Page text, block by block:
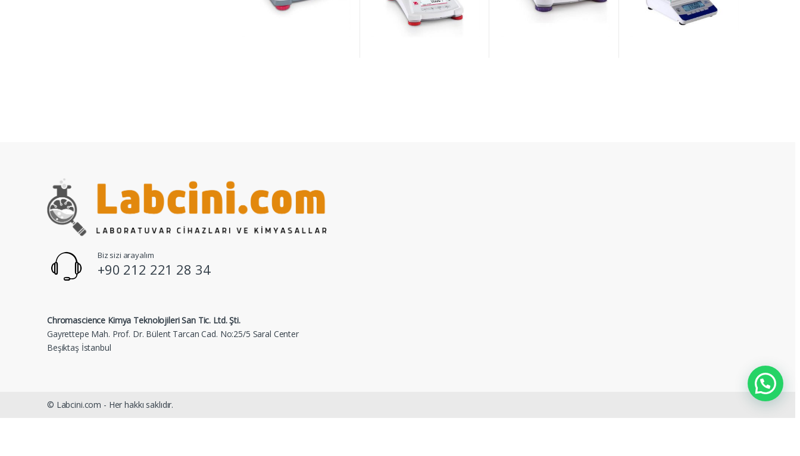
Biz sizi arayalım
+90 212 221 28 34
Chromascience Kimya Teknolojileri San Tic. Ltd. Şti.
Gayrettepe Mah. Prof. Dr. Bülent Tarcan Cad. No:25/5 Saral Center
Beşiktaş İstanbul
© Labcini.com - Her hakkı saklıdır.